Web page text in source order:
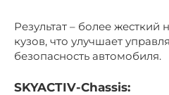
Результат – более жесткий
кузов, что улучшает
безопасность автомобиля.
SKYACTIV-Chassis: